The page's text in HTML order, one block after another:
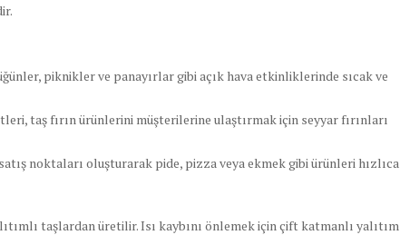
piknikler ve panayırlar gibi açık hava etkinliklerinde sıcak ve
taş fırın ürünlerini müşterilerine ulaştırmak için seyyar fırınları
noktaları oluşturarak pide, pizza veya ekmek gibi ürünleri hızlıca
taşlardan üretilir. Isı kaybını önlemek için çift katmanlı yalıtım